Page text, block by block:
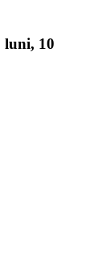
luni, 10